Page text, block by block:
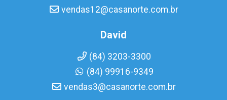
vendas12@casanorte.com.br
David
(84) 3203-3300
(84) 99916-9349
vendas3@casanorte.com.br